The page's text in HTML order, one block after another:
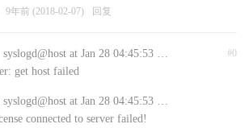
9年前 (2018-02-07) 回复
#0
syslogd@host at Jan 28 04:45:53 …
get host failed
syslogd@host at Jan 28 04:45:53 …
connected to server failed!